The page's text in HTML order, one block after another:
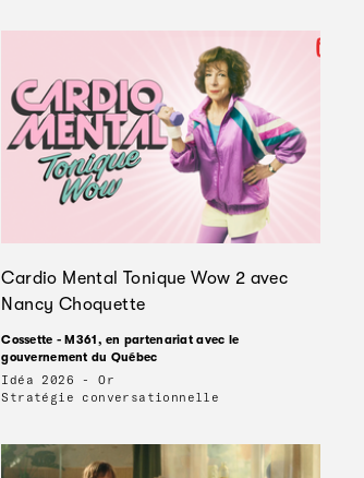
Cardio Mental Tonique Wow 2 avec
Nancy Choquette
Cossette - M361, en partenariat avec le
gouvernement du Québec
Idéa 2026 - Or
Stratégie conversationnelle